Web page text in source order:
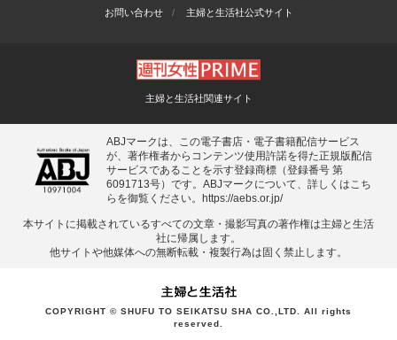
お問い合わせ
主婦と生活社公式サイト
主婦と生活社関連サイト
ABJマークは、この電子書店・電子書籍配信サービス
が、著作権者からコンテンツ使用許諾を得た正規版配信
サービスであることを示す登録商標（登録番号 第
6091713号）です。ABJマークについて、詳しくはこち
らを御覧ください。
https://aebs.or.jp/
本サイトに掲載されているすべての⽂章・撮影写真の著作権は主婦と⽣活
社に帰属します。
他サイトや他媒体への無断転載・複製⾏為は固く禁⽌します。
COPYRIGHT © SHUFU TO SEIKATSU SHA CO.,LTD. All rights
reserved.